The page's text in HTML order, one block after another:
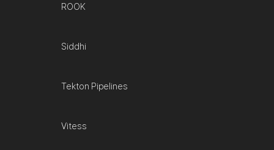
ROOK
Siddhi
Tekton Pipelines
Vitess